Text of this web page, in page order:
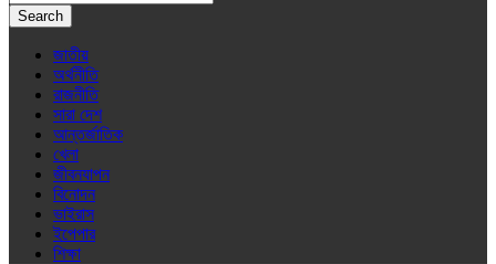
Search
জাতীয়
অর্থনীতি
রাজনীতি
সারা দেশ
আন্তর্জাতিক
খেলা
জীবনযাপন
বিনোদন
ভাইরাস
ইপেপার
শিক্ষা